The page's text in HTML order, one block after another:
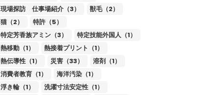
現場探訪 仕事場紹介（3）
獣毛（2）
猫（2）
特許（5）
特定芳香族アミン（3）
特定技能外国人（1）
熱移動（1）
熱接着プリント（1）
熱伝導性（1）
災害（33）
溶剤（1）
消費者教育（1）
海洋汚染（1）
浮き輪（1）
洗濯寸法安定性（1）